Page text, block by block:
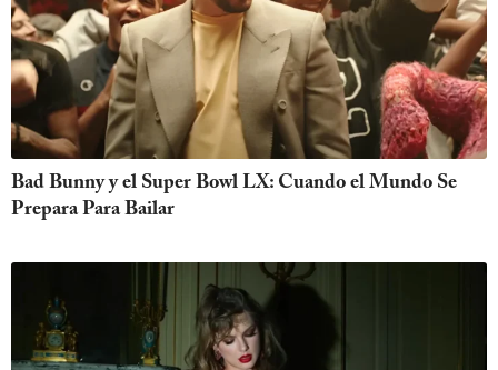
Bad Bunny y el Super Bowl LX: Cuando el Mundo Se
Prepara Para Bailar